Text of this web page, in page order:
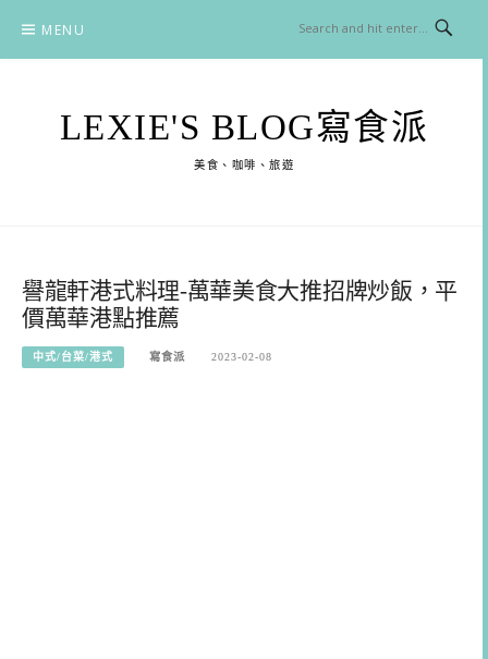
content
MENU
LEXIE'S BLOG寫食派
美食、咖啡、旅遊
譽龍軒港式料理-萬華美食大推招牌炒飯，平
價萬華港點推薦
中式/台菜/港式 寫食派 2023-02-08